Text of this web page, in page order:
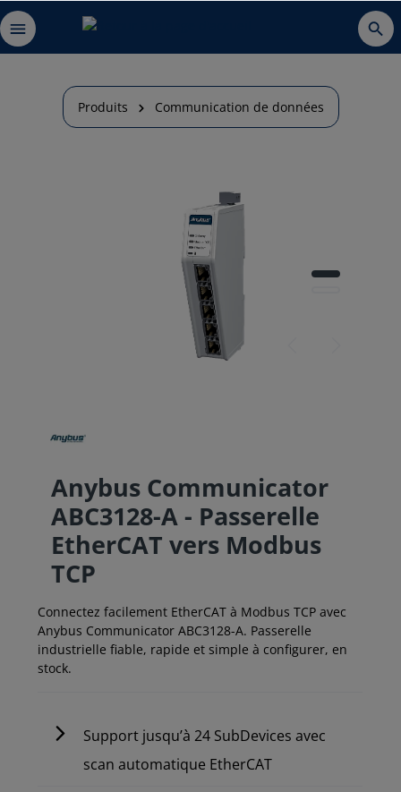
Produits Communication de données
Anybus Communicator
ABC3128-A - Passerelle
EtherCAT vers Modbus
TCP
Connectez facilement EtherCAT à Modbus TCP avec
Anybus Communicator ABC3128-A. Passerelle
industrielle fiable, rapide et simple à configurer, en
stock.
Support jusqu’à 24 SubDevices avec
scan automatique EtherCAT